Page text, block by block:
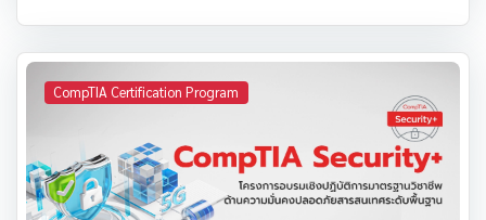
CompTIA Certification Program